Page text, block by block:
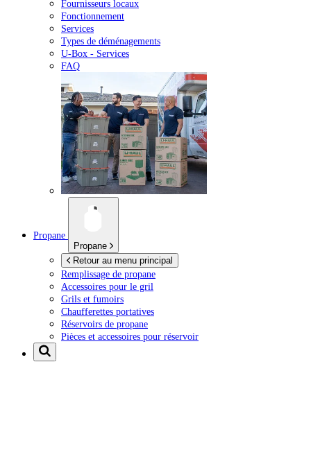
Fournisseurs locaux
Fonctionnement
Services
Types de déménagements
U-Box - Services
FAQ
Propane
Propane
Retour au menu principal
Remplissage de propane
Accessoires pour le gril
Grils et fumoirs
Chaufferettes portatives
Réservoirs de propane
Pièces et accessoires pour réservoir